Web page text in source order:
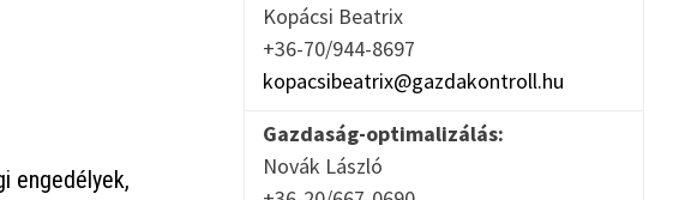
engedélyek,
Kopácsi Beatrix
+36-70/944-8697
kopacsibeatrix@gazdakontroll.hu
Gazdaság-optimalizálás:
Novák László